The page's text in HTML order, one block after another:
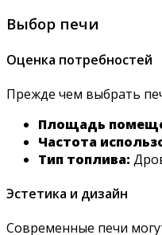
Выбор печи
Оценка потребностей
Прежде чем выбрать
Площадь
Частота
Тип топлива:
Эстетика и дизайн
Современные печи